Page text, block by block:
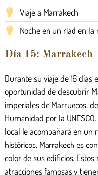
Viaje a Marrakech
Noche en un riad en
Día 15: Marrakech
Durante su viaje de 16 días
oportunidad de descubrir
imperiales de Marruecos,
Humanidad por la
local le acompañará en un
históricos. Marrakech es
color de sus edificios.
atracciones famosas y